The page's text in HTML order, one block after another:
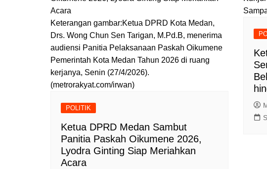
Keterangan gambar:Ketua DPRD Kota Medan,
Drs. Wong Chun Sen Tarigan, M.Pd.B, menerima
audiensi Panitia Pelaksanaan Paskah Oikumene
Pemerintah Kota Medan Tahun 2026 di ruang
kerjanya, Senin (27/4/2026).
(metrorakyat.com/irwan)
POLITIK
Ketua DPRD Medan Sambut
Panitia Paskah Oikumene 2026,
Lyodra Ginting Siap Meriahkan
Acara